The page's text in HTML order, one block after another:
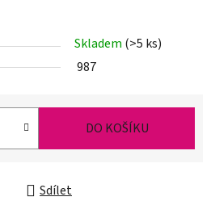
Skladem (>5 ks)
987
DO KOŠÍKU
Sdílet